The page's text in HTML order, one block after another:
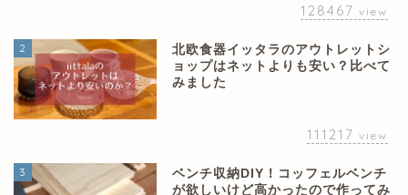
128467 view
2
北欧食器イッタラのアウトレットシ
ョップはネットよりも安い？比べて
みました
111217 view
3
ベンチ収納DIY！コッフェルベンチ
が欲しいけど高かったので作ってみ